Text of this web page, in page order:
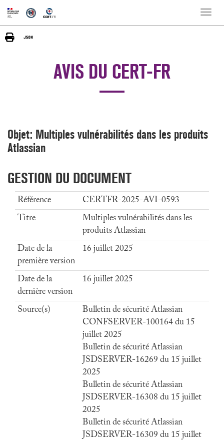
Toggle
AVIS DU CERT-FR
Objet: Multiples vulnérabilités dans les produits
Atlassian
GESTION DU DOCUMENT
Référence
CERTFR-2025-AVI-0593
Titre
Multiples vulnérabilités dans les
produits Atlassian
Date de la
première version
16 juillet 2025
Date de la
dernière version
16 juillet 2025
Source(s)
Bulletin de sécurité Atlassian
CONFSERVER-100164 du 15
juillet 2025
Bulletin de sécurité Atlassian
JSDSERVER-16269 du 15 juillet
2025
Bulletin de sécurité Atlassian
JSDSERVER-16308 du 15 juillet
2025
Bulletin de sécurité Atlassian
JSDSERVER-16309 du 15 juillet